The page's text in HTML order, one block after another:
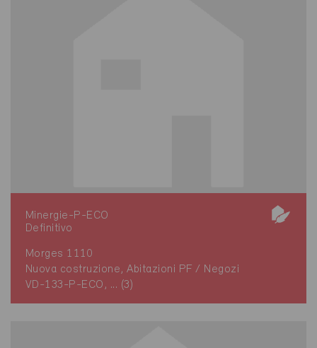
Minergie-P-ECO
Definitivo
Morges 1110
Nuova costruzione, Abitazioni PF / Negozi
VD-133-P-ECO, ... (3)